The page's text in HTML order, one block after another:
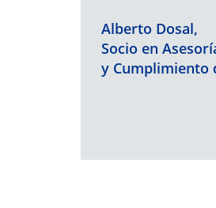
Alberto Dosal,
Socio en
y Cumplimiento